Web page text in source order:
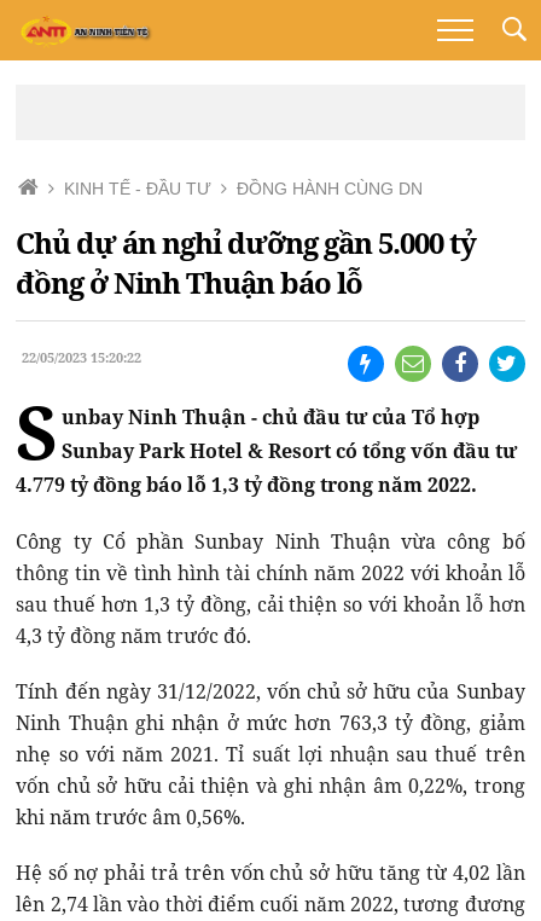
KINH TẾ - ĐẦU TƯ ĐỒNG HÀNH CÙNG DN
Chủ dự án nghỉ dưỡng gần 5.000 tỷ
đồng ở Ninh Thuận báo lỗ
22/05/2023 15:20:22
S unbay Ninh Thuận - chủ đầu tư của Tổ hợp
Sunbay Park Hotel & Resort có tổng vốn đầu tư
4.779 tỷ đồng báo lỗ 1,3 tỷ đồng trong năm 2022.
Công ty Cổ phần Sunbay Ninh Thuận vừa công bố
thông tin về tình hình tài chính năm 2022 với khoản lỗ
sau thuế hơn 1,3 tỷ đồng, cải thiện so với khoản lỗ hơn
4,3 tỷ đồng năm trước đó.
Tính đến ngày 31/12/2022, vốn chủ sở hữu của Sunbay
Ninh Thuận ghi nhận ở mức hơn 763,3 tỷ đồng, giảm
nhẹ so với năm 2021. Tỉ suất lợi nhuận sau thuế trên
vốn chủ sở hữu cải thiện và ghi nhận âm 0,22%, trong
khi năm trước âm 0,56%.
Hệ số nợ phải trả trên vốn chủ sở hữu tăng từ 4,02 lần
lên 2,74 lần vào thời điểm cuối năm 2022, tương đương